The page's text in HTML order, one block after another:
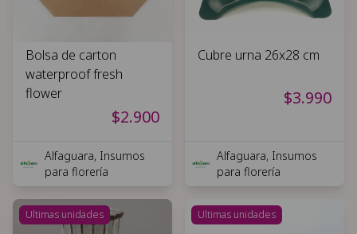
Bolsa de carton
waterproof fresh
flower
$2.900
Alfaguara, Insumos
para florería
Cubre urna 26x28 cm
$3.990
Alfaguara, Insumos
para florería
Ultimas unidades Ultimas unidades